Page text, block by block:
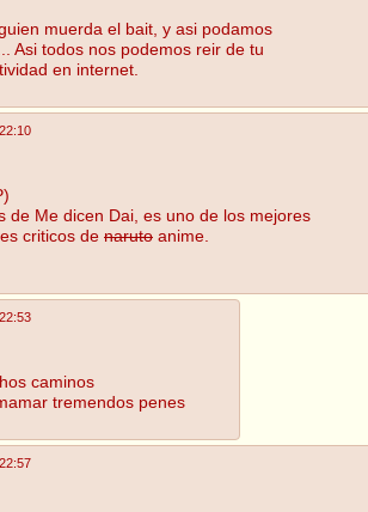
muerda el bait, y asi podamos
Asi todos nos podemos reir de tu
en internet.
de Me dicen Dai, es uno de los mejores
criticos de naruto anime.
caminos
tremendos penes